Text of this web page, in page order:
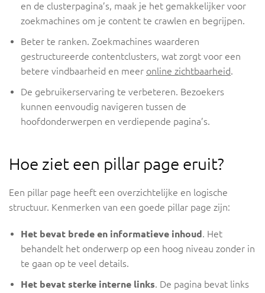
en de clusterpagina’s, maak je het gemakkelijker voor
zoekmachines om je content te crawlen en begrijpen.
Beter te ranken. Zoekmachines waarderen
gestructureerde contentclusters, wat zorgt voor een
betere vindbaarheid en meer online zichtbaarheid.
De gebruikerservaring te verbeteren. Bezoekers
kunnen eenvoudig navigeren tussen de
hoofdonderwerpen en verdiepende pagina’s.
Hoe ziet een pillar page eruit?
Een pillar page heeft een overzichtelijke en logische
structuur. Kenmerken van een goede pillar page zijn:
Het bevat brede en informatieve inhoud. Het
behandelt het onderwerp op een hoog niveau zonder in
te gaan op te veel details.
Het bevat sterke interne links. De pagina bevat links